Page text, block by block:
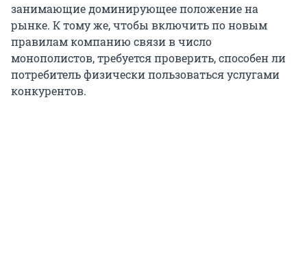
занимающие доминирующее положение на
рынке. К тому же, чтобы включить по новым
правилам компанию связи в число
монополистов, требуется проверить, способен ли
потребитель физически пользоваться услугами
конкурентов.